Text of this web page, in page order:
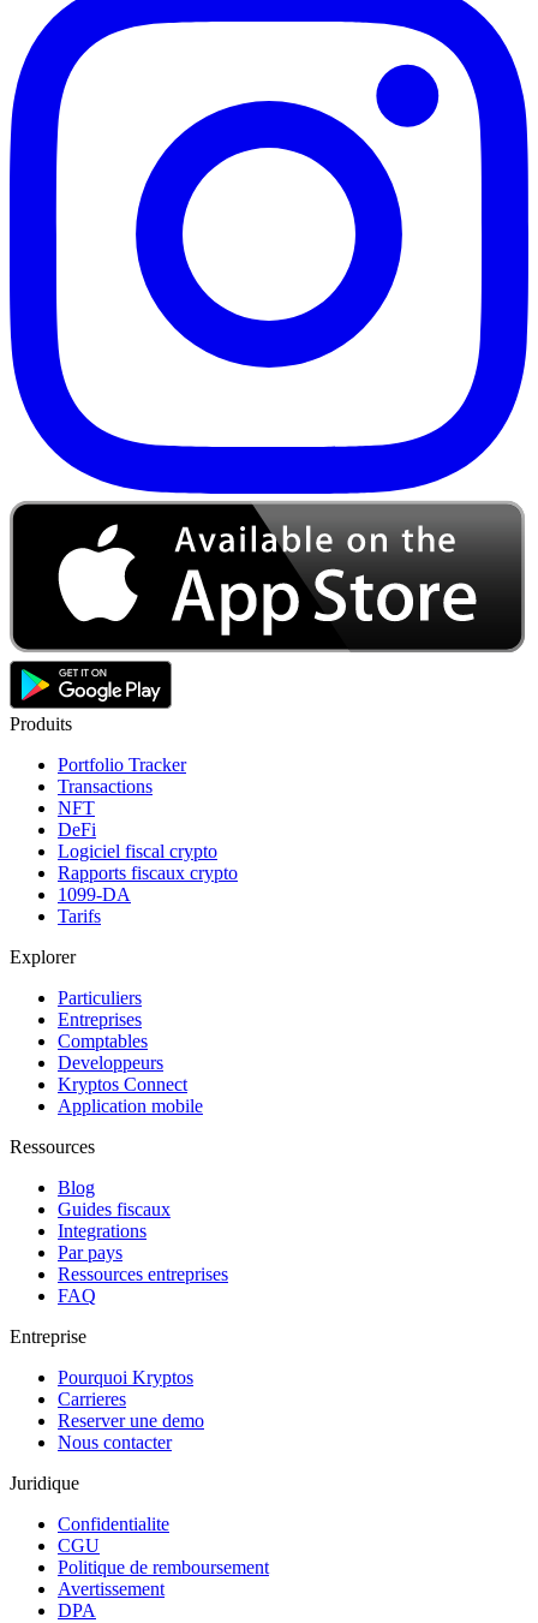
Produits
Portfolio Tracker
Transactions
NFT
DeFi
Logiciel fiscal crypto
Rapports fiscaux crypto
1099-DA
Tarifs
Explorer
Particuliers
Entreprises
Comptables
Developpeurs
Kryptos Connect
Application mobile
Ressources
Blog
Guides fiscaux
Integrations
Par pays
Ressources entreprises
FAQ
Entreprise
Pourquoi Kryptos
Carrieres
Reserver une demo
Nous contacter
Juridique
Confidentialite
CGU
Politique de remboursement
Avertissement
DPA